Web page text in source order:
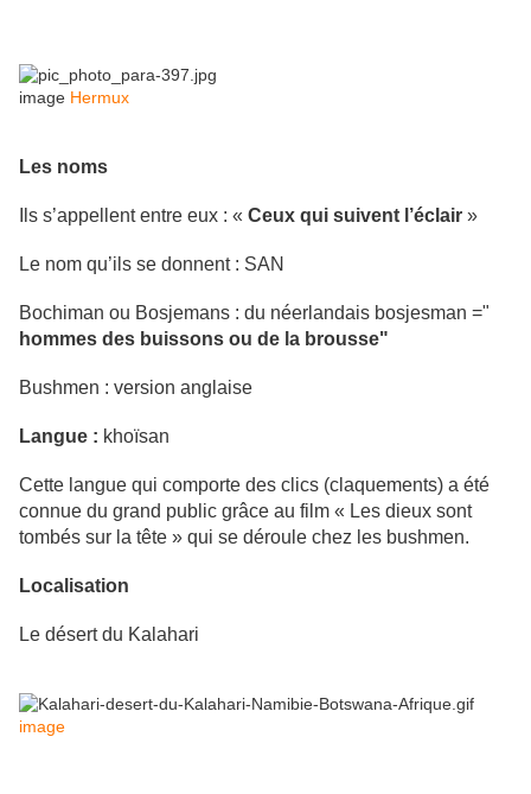
image Hermux
Les noms
Ils s’appellent entre eux : « Ceux qui suivent l’éclair »
Le nom qu’ils se donnent : SAN
Bochiman ou Bosjemans : du néerlandais bosjesman ="
hommes des buissons ou de la brousse"
Bushmen : version anglaise
Langue : khoïsan
Cette langue qui comporte des clics (claquements) a été
connue du grand public grâce au film « Les dieux sont
tombés sur la tête » qui se déroule chez les bushmen.
Localisation
Le désert du Kalahari
image